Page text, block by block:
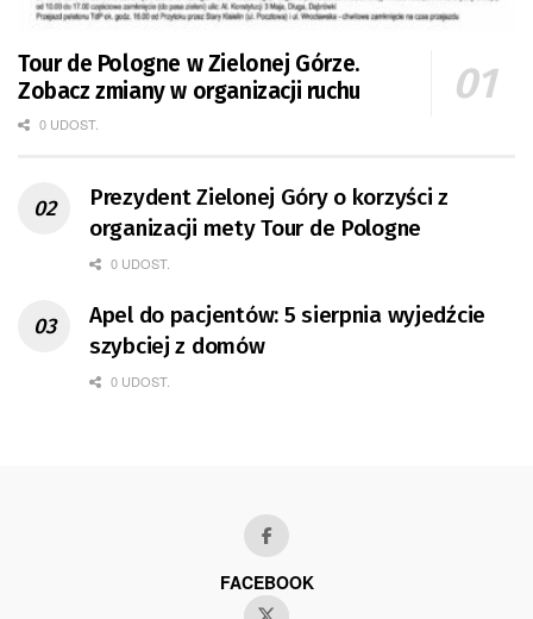
Tour de Pologne w Zielonej Górze.
Zobacz zmiany w organizacji ruchu
0 UDOST.
Prezydent Zielonej Góry o korzyści z
organizacji mety Tour de Pologne
0 UDOST.
Apel do pacjentów: 5 sierpnia wyjedźcie
szybciej z domów
0 UDOST.
FACEBOOK